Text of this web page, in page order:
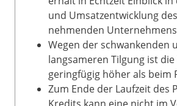
und Umsatzentwicklung
nehmenden
Wegen der schwankenden
langsameren Tilgung ist
geringfügig höher als beim
Zum Ende der Laufzeit des